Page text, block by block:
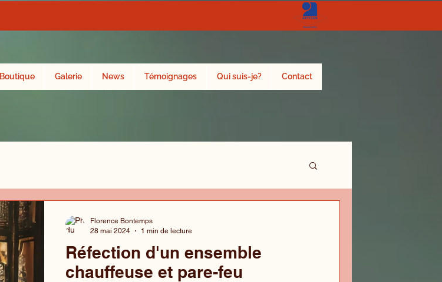
Boutique Galerie News Témoignages Qui suis-je? Contact
Réfection d'un ensemble
chauffeuse et pare-feu
Florence Bontemps
28 mai 2024
1 min de lecture